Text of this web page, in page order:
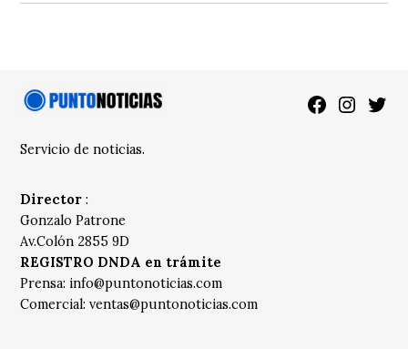
Facebook
Servicio de noticias.
Director :
Gonzalo Patrone
Av.Colón 2855 9D
REGISTRO DNDA en trámite
Prensa: info@puntonoticias.com
Comercial:ventas@puntonoticias.com